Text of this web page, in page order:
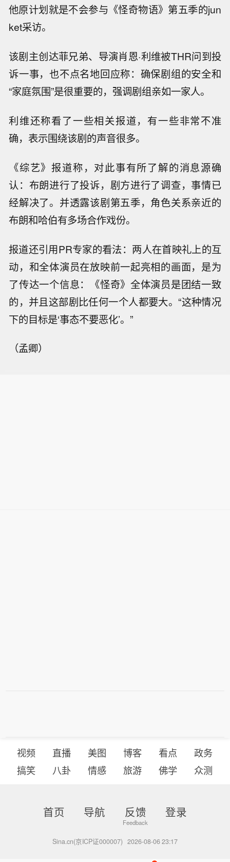
他原计划就是不会参与《怪奇物语》第五季的jun
ket采访。
该剧主创达菲兄弟、导演肖恩·利维被THR问到投
诉一事，也不点名地回应称：确保剧组的安全和
“家庭氛围”是很重要的，强调剧组亲如一家人。
利维还称看了一些相关报道，有一些非常不准
确，表示围绕该剧的声音很多。
《综艺》报道称，对此事有所了解的消息源确
认：布朗进行了投诉，剧方进行了调查，事情已
经解决了。并透露该剧第五季，角色关系亲近的
布朗和哈伯有多场合作戏份。
报道还引用PR专家的看法：两人在首映礼上的互
动，和全体演员在放映前一起亮相的画面，是为
了传达一个信息：《怪奇》全体演员是团结一致
的，并且这部剧比任何一个人都要大。“这种情况
下的目标是‘事态不要恶化’。”
（孟卿）
视频 直播 美图 博客 看点
政务
搞笑
八卦 情感 旅游 佛学 众测
首页 导航 反馈 登录
Sina.cn(京ICP证000007) 2026-08-06 23:17